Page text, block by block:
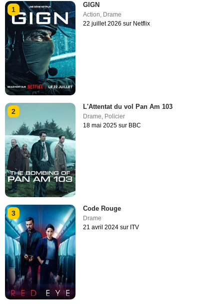
1
GIGN
Action Drame
22 juillet 2026 sur Netflix
2
L'Attentat du vol Pan Am 103
Drame, Policier
18 mai 2025 sur BBC
3
Code Rouge
Drame
21 avril 2024 sur ITV